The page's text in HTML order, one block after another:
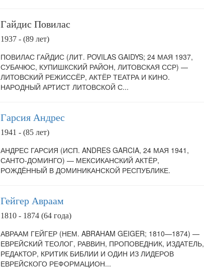
Гайдис Повилас
1937 - (89 лет)
ПОВИЛАС ГАЙДИС (ЛИТ. POVILAS GAIDYS; 24 МАЯ 1937,
СУБАЧЮС, КУПИШКСКИЙ РАЙОН, ЛИТОВСКАЯ ССР) —
ЛИТОВСКИЙ РЕЖИССЁР, АКТЁР ТЕАТРА И КИНО.
НАРОДНЫЙ АРТИСТ ЛИТОВСКОЙ С...
Гарсия Андрес
1941 - (85 лет)
АНДРЕС ГАРСИЯ (ИСП. ANDRES GARCIA, 24 МАЯ 1941,
САНТО-ДОМИНГО) — МЕКСИКАНСКИЙ АКТЁР,
РОЖДЁННЫЙ В ДОМИНИКАНСКОЙ РЕСПУБЛИКЕ.
Гейгер Авраам
1810 - 1874 (64 года)
АВРААМ ГЕЙГЕР (НЕМ. ABRAHAM GEIGER; 1810—1874) —
ЕВРЕЙСКИЙ ТЕОЛОГ, РАВВИН, ПРОПОВЕДНИК, ИЗДАТЕЛЬ,
РЕДАКТОР, КРИТИК БИБЛИИ И ОДИН ИЗ ЛИДЕРОВ
ЕВРЕЙСКОГО РЕФОРМАЦИОН...